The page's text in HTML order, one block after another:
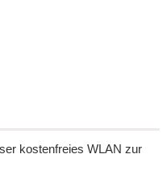
kostenfreies WLAN zur